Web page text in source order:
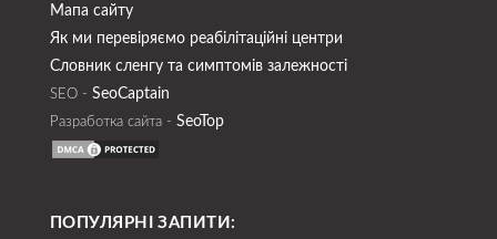
Мапа сайту
Як ми перевіряємо реабілітаційні центри
Словник сленгу та симптомів залежності
SEO - SeoСaptain
Разработка сайта - SeoTop
ПОПУЛЯРНІ ЗАПИТИ: